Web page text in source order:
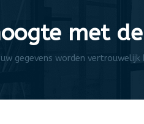
met
gegevens worden vertrouwelijk